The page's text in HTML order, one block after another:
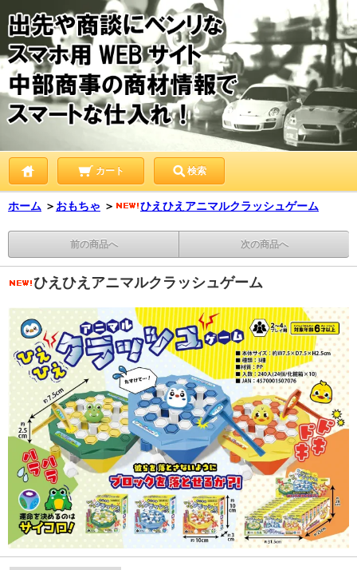
カート 検索
ホーム ＞ おもちゃ ＞ ひえひえアニマルクラッシュゲーム
前の商品へ 次の商品へ
ひえひえアニマルクラッシュゲーム